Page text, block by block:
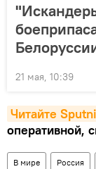
21 мая, 10:39
Читайте
оперативной,
В мире Россия